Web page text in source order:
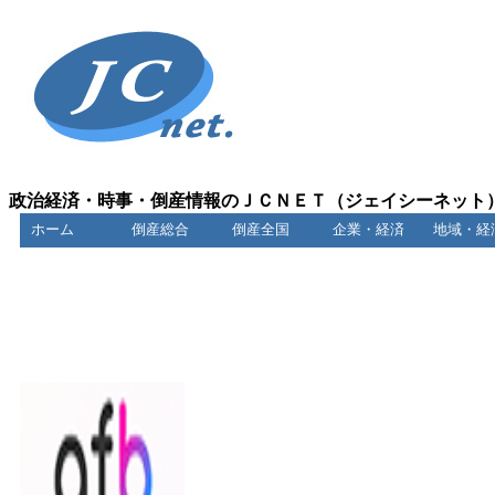
政治経済・時事・倒産情報のＪＣＮＥＴ（ジェイシーネット
ホーム 倒産総合 倒産全国 企業・経済 地域・経